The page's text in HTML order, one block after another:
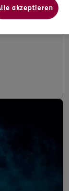
akzeptieren